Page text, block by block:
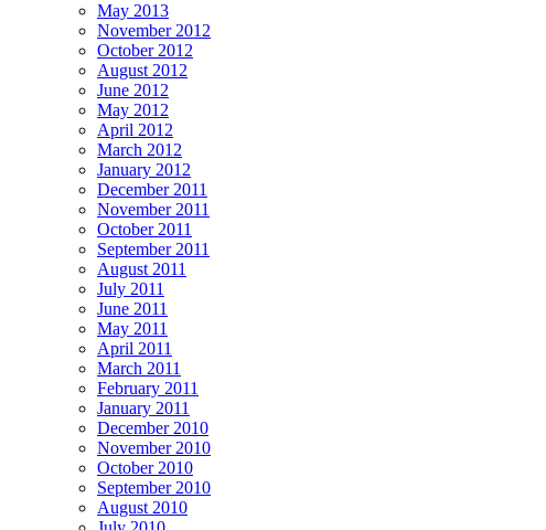
May 2013
November 2012
October 2012
August 2012
June 2012
May 2012
April 2012
March 2012
January 2012
December 2011
November 2011
October 2011
September 2011
August 2011
July 2011
June 2011
May 2011
April 2011
March 2011
February 2011
January 2011
December 2010
November 2010
October 2010
September 2010
August 2010